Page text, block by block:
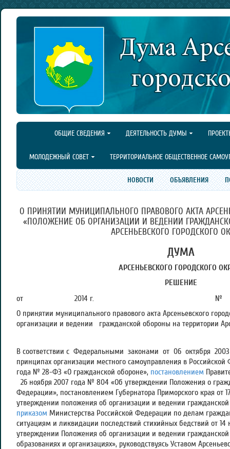
ОБЩИЕ СВЕДЕНИЯ ДЕЯТЕЛЬНОСТЬ ДУМЫ
МОЛОДЕЖНЫЙ СОВЕТ ТЕРРИТОРИАЛЬНОЕ ОБЩЕСТВЕННОЕ
НОВОСТИ ОБЪЯВЛЕНИЯ
О ПРИНЯТИИ МУНИЦИПАЛЬНОГО ПРАВОВОГО АКТА
«ПОЛОЖЕНИЕ ОБ ОРГАНИЗАЦИИ И ВЕДЕНИИ
АРСЕНЬЕВСКОГО ГОРОДСКОГО
ДУМА
АРСЕНЬЕВСКОГО ГОРОДСКОГО
РЕШЕНИЕ
от 2014 г. №
О принятии муниципального правового акта Арсеньевского
организации и ведении гражданской обороны на территории
В соответствии с Федеральными законами от 06 октября
принципах организации местного самоуправления в Российской
года № 28-ФЗ «О гражданской обороне», постановлением
26 ноября 2007 года № 804 «Об утверждении Положения о
Федерации», постановлением Губернатора Приморского края от
утверждении положения об организации и ведении
приказом Министерства Российской Федерации по делам
ситуациям и ликвидации последствий стихийных бедствий от
утверждении Положения об организации и ведении
образованиях и организациях», руководствуясь Уставом